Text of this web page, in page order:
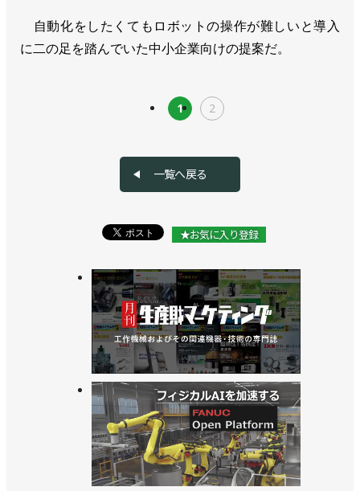
自動化をしたくてもロボットの操作が難しいと導入
に二の足を踏んでいた中小企業向けの提案だ。
1 2
一覧へ戻る
★お気に入り登録